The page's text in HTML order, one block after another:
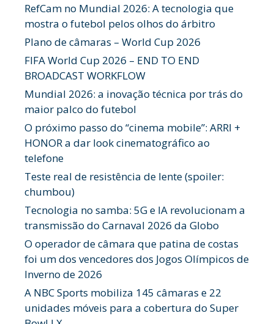
RefCam no Mundial 2026: A tecnologia que
mostra o futebol pelos olhos do árbitro
Plano de câmaras – World Cup 2026
FIFA World Cup 2026 – END TO END
BROADCAST WORKFLOW
Mundial 2026: a inovação técnica por trás do
maior palco do futebol
O próximo passo do “cinema mobile”: ARRI +
HONOR a dar look cinematográfico ao
telefone
Teste real de resistência de lente (spoiler:
chumbou)
Tecnologia no samba: 5G e IA revolucionam a
transmissão do Carnaval 2026 da Globo
O operador de câmara que patina de costas
foi um dos vencedores dos Jogos Olímpicos de
Inverno de 2026
A NBC Sports mobiliza 145 câmaras e 22
unidades móveis para a cobertura do Super